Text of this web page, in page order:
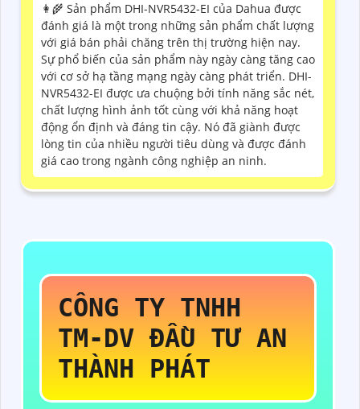
👩‍🌾 Sản phẩm DHI-NVR5432-EI của Dahua được
đánh giá là một trong những sản phẩm chất lượng
với giá bán phải chăng trên thị trường hiện nay.
Sự phổ biến của sản phẩm này ngày càng tăng cao
với cơ sở hạ tầng mạng ngày càng phát triển. DHI-
NVR5432-EI được ưa chuộng bởi tính năng sắc nét,
chất lượng hình ảnh tốt cùng với khả năng hoạt
động ổn định và đáng tin cậy. Nó đã giành được
lòng tin của nhiều người tiêu dùng và được đánh
giá cao trong ngành công nghiệp an ninh.
CÔNG TY TNHH
TM-DV ĐẦU TƯ AN
THÀNH PHÁT